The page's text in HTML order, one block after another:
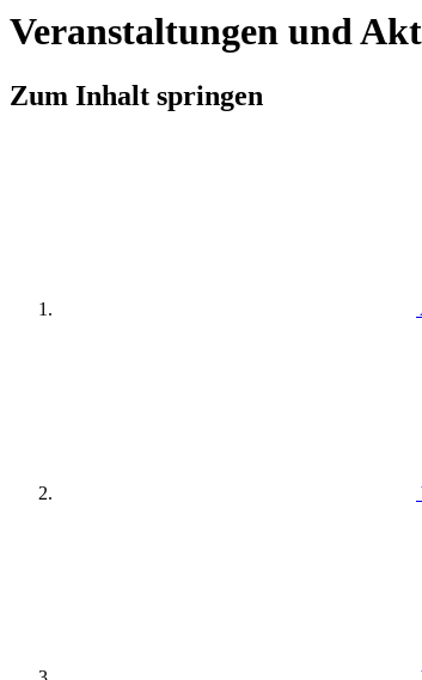
Veranstaltungen und
Zum Inhalt springen